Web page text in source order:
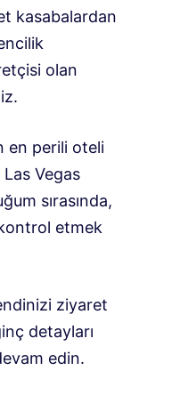
kasabalardan
olan
en perili oteli
Las Vegas
sırasında,
etmek
ziyaret
detayları
edin.